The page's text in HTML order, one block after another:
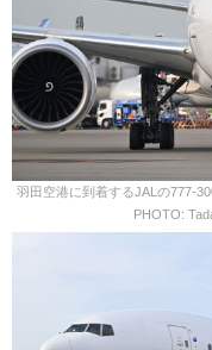
羽田空港に到着するJALの777-
PHOTO: